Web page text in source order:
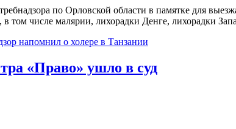
по Орловской области в памятке для
том числе малярии, лихорадки Денге, лихорадки
напомнил о холере в Танзании
«Право» ушло в суд